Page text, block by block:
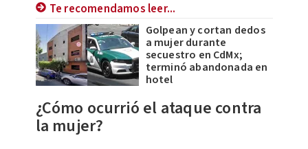
Te recomendamos leer...
Golpean y cortan dedos
a mujer durante
secuestro en CdMx;
terminó abandonada en
hotel
¿Cómo ocurrió el ataque contra
la mujer?